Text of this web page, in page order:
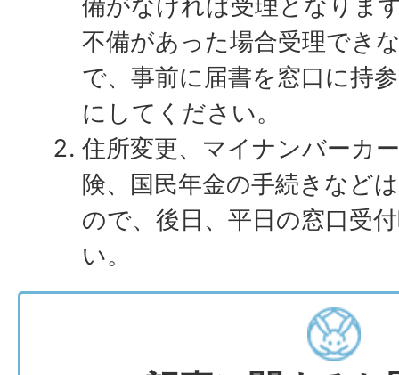
不備があった場合受理でき
で、事前に届書を窓口に持
にしてください。
住所変更、マイナンバーカ
険、国民年金の手続きなど
ので、後日、平日の窓口受
い。